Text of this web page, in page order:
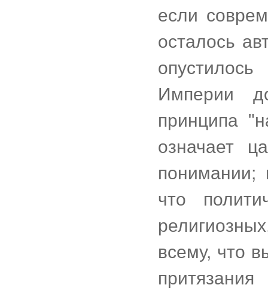
если
осталось
Империи
принципа
означает
понимании;
что
всему, что